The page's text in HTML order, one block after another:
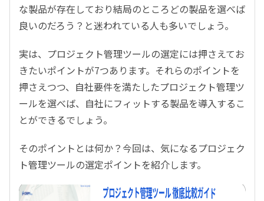
な製品が存在しており結局のところどの製品を選べば
良いのだろう？と迷われている人も多いでしょう。
実は、プロジェクト管理ツールの選定には押さえてお
きたいポイントが7つあります。それらのポイントを
押さえつつ、自社要件を満たしたプロジェクト管理ツ
ールを選べば、自社にフィットする製品を導入するこ
とができるでしょう。
そのポイントとは何か？今回は、気になるプロジェク
ト管理ツールの選定ポイントを紹介します。